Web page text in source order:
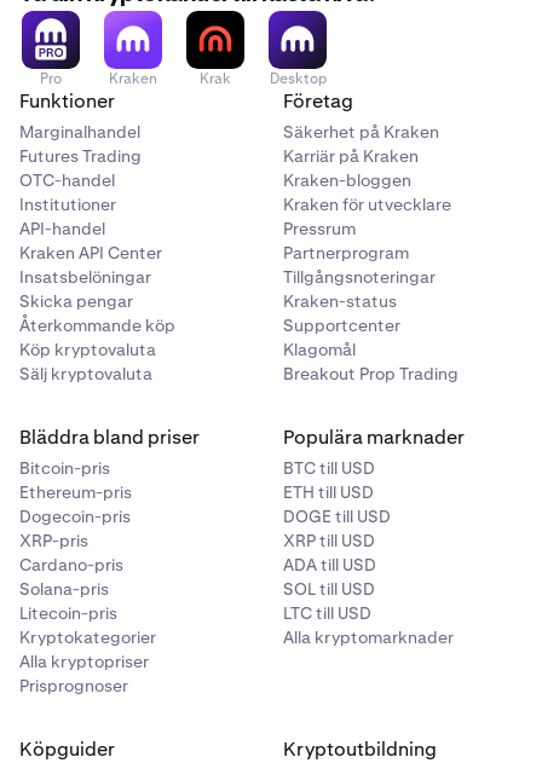
Pro Kraken Krak Desktop
Funktioner
Marginalhandel
Futures Trading
OTC-handel
Institutioner
API-handel
Kraken API Center
Insatsbelöningar
Skicka pengar
Återkommande köp
Köp kryptovaluta
Sälj kryptovaluta
Företag
Säkerhet på Kraken
Karriär på Kraken
Kraken-bloggen
Kraken för utvecklare
Pressrum
Partnerprogram
Tillgångsnoteringar
Kraken-status
Supportcenter
Klagomål
Breakout Prop Trading
Bläddra bland priser
Bitcoin-pris
Ethereum-pris
Dogecoin-pris
XRP-pris
Cardano-pris
Solana-pris
Litecoin-pris
Kryptokategorier
Alla kryptopriser
Prisprognoser
Populära marknader
BTC till USD
ETH till USD
DOGE till USD
XRP till USD
ADA till USD
SOL till USD
LTC till USD
Alla kryptomarknader
Köpguider Kryptoutbildning